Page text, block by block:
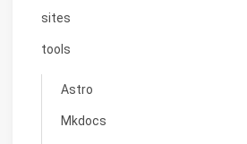
sites
tools
Astro
Mkdocs